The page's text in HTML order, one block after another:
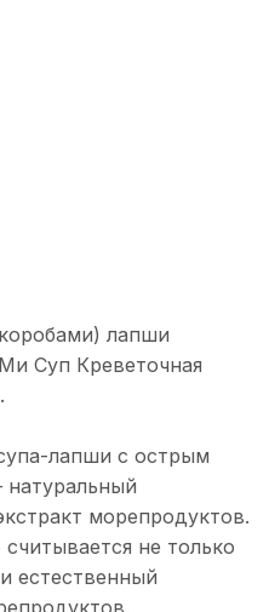
лапши
Суп Креветочная
лапши с острым
морепродуктов.
не только
естественный